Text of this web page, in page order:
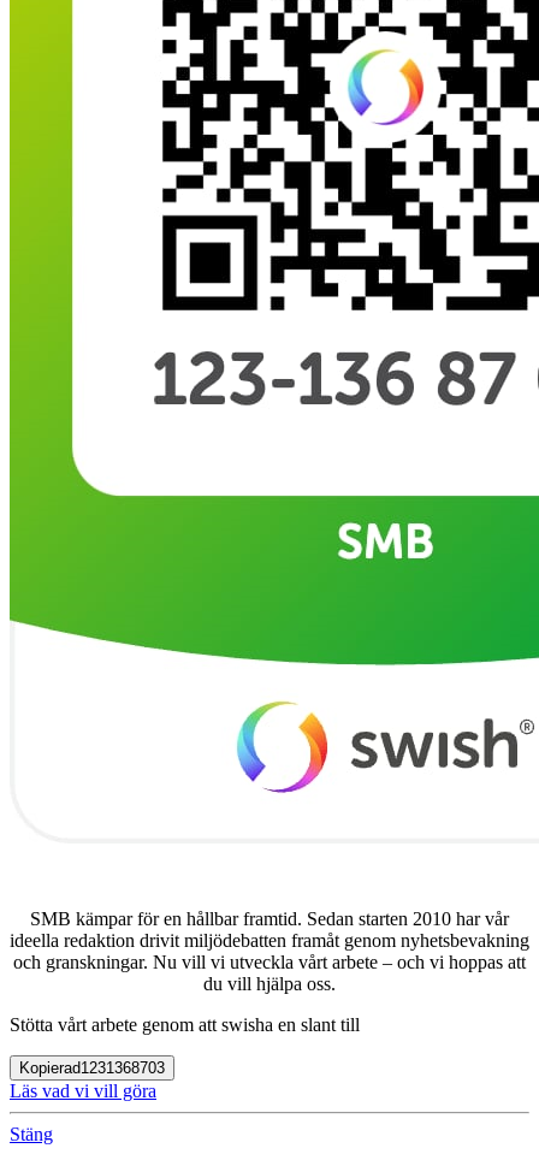
SMB kämpar för en hållbar framtid. Sedan starten 2010 har vår
ideella redaktion drivit miljödebatten framåt genom nyhetsbevakning
och granskningar. Nu vill vi utveckla vårt arbete – och vi hoppas att
du vill hjälpa oss.
Stötta vårt arbete genom att swisha en slant till
Kopierad1231368703
Läs vad vi vill göra
Stäng